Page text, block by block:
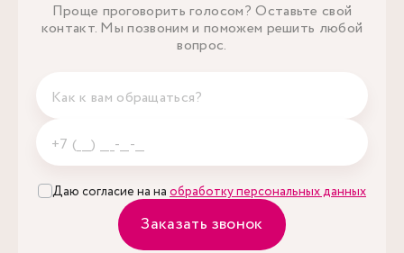
Проще проговорить голосом? Оставьте свой
контакт. Мы позвоним и поможем решить любой
вопрос.
Даю согласие на на обработку персональных данных
Заказать звонок